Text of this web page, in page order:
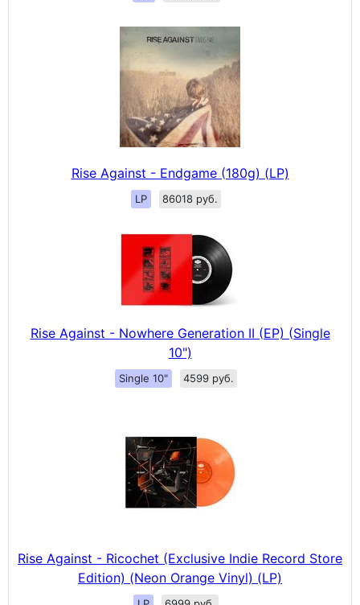
Rise Against - Endgame (180g) (LP)
LP 86018 руб.
Rise Against - Nowhere Generation II (EP) (Single
10")
Single 10" 4599 руб.
Rise Against - Ricochet (Exclusive Indie Record Store
Edition) (Neon Orange Vinyl) (LP)